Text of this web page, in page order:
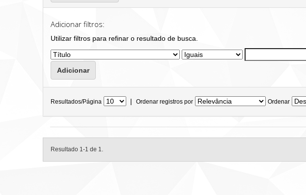
Adicionar filtros:
Utilizar filtros para refinar o resultado de busca.
Resultados/Página | Ordenar registros por Ordenar
Resultado 1-1 de 1.